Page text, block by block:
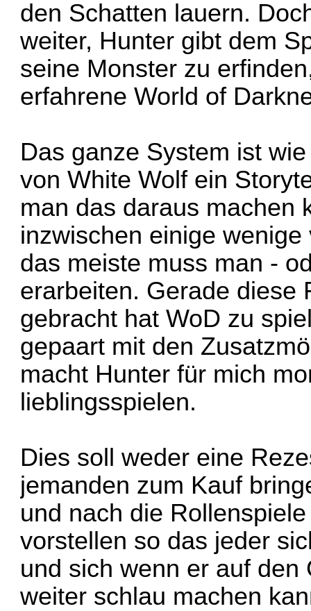
den Schatten lauern.
weiter, Hunter gibt dem
seine Monster zu
erfahrene World of
Das ganze System ist
von White Wolf ein
man das daraus machen
inzwischen einige
das meiste muss man -
erarbeiten. Gerade diese
gebracht hat WoD zu
gepaart mit den
macht Hunter für mich
lieblingsspielen.
Dies soll weder eine
jemanden zum Kauf
und nach die
vorstellen so das jeder
und sich wenn er auf
weiter schlau machen